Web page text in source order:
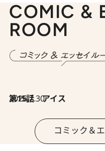
COMIC &
ROOM
2026.7.30
第15話 アイス
コミック＆